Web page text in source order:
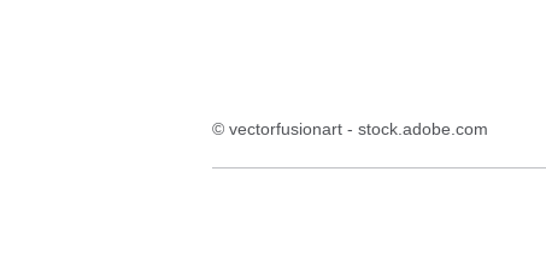
© vectorfusionart - stock.adobe.com